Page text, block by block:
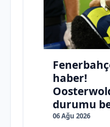
haber!
durumu
06 Ağu 2026